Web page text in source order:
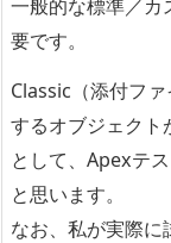
一般的な標準／カ
要です。
Classic（添付フ
するオブジェク
として、Apexテ
と思います。
なお、私が実際に